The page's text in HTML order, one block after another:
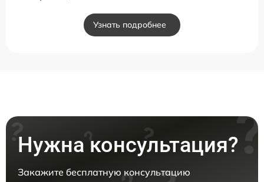
Узнать подробнее
Нужна консультация?
Закажите бесплатную консультацию